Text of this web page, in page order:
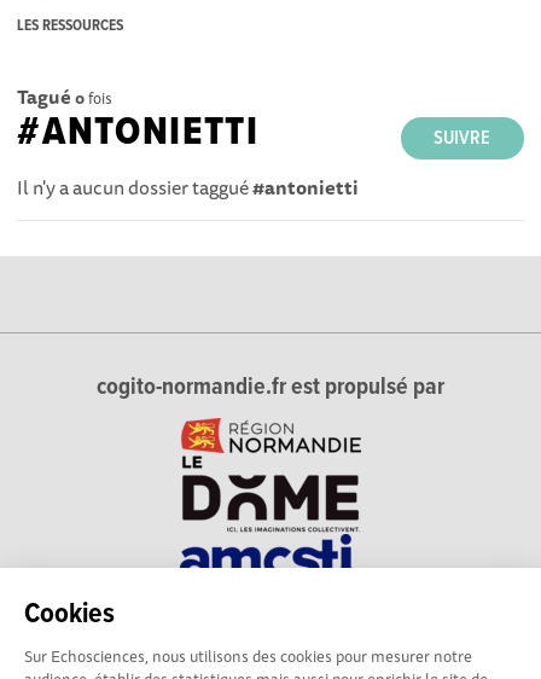
Cookies
Sur Echosciences, nous utilisons des cookies pour mesurer notre
LES RESSOURCES
Tagué 0fois
SUIVRE
#ANTONIETTI
Il n'y a aucun dossier taggué#antonietti
cogito-normandie.fr est propulsé par
technique et du dialogue science-société en Normandie.